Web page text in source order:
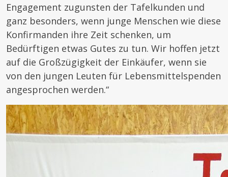
Engagement zugunsten der Tafelkunden und
ganz besonders, wenn junge Menschen wie diese
Konfirmanden ihre Zeit schenken, um
Bedürftigen etwas Gutes zu tun. Wir hoffen jetzt
auf die Großzügigkeit der Einkäufer, wenn sie
von den jungen Leuten für Lebensmittelspenden
angesprochen werden.“